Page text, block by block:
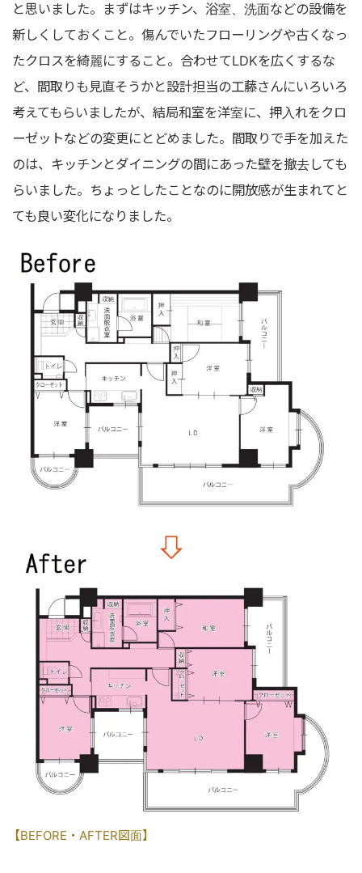
と思いました。まずはキッチン、浴室、洗面などの設備を
新しくしておくこと。傷んでいたフローリングや古くなっ
たクロスを綺麗にすること。合わせてLDKを広くするな
ど、間取りも見直そうかと設計担当の工藤さんにいろいろ
考えてもらいましたが、結局和室を洋室に、押入れをクロ
ーゼットなどの変更にとどめました。間取りで手を加えた
のは、キッチンとダイニングの間にあった壁を撤去しても
らいました。ちょっとしたことなのに開放感が生まれてと
ても良い変化になりました。
【BEFORE・AFTER図面】